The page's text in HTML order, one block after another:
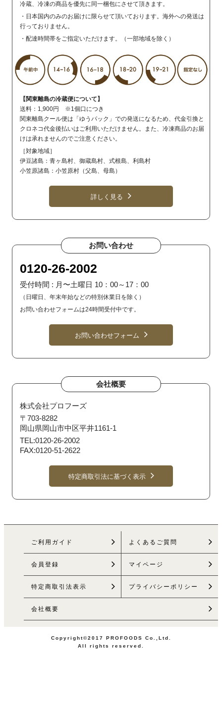
冷蔵、冷凍の商品を優先に同一梱包にさせて頂きます。
・日本国内のみのお届けに限らせて頂いております。海外への発送は
行っておりません。
・配達時間帯をご指定いただけます。（一部地域を除く）
【関東離島の冷蔵便について】
送料：1,900円 ※1個口につき
関東離島クール便は「ゆうパック」での発送になるため、代金引換と
クロネコ代金後払いはご利用いただけません。また、冷凍商品のお届
けは承れませんのでご注意ください。
［対象地域］
伊豆諸島：青ヶ島村、御蔵島村、式根島、利島村
小笠原諸島：小笠原村（父島、母島）
詳しく見る
お問い合わせ
0120-26-2002
受付時間 : 月〜土曜日 10：00～17：00
（日曜日、年末年始などの特別休業日を除く）
お問い合わせフォームは24時間受付中です。
お問い合わせフォーム
会社概要
株式会社プロフーズ
〒703-8282
岡山県岡山市中区平井1161-1
TEL:0120-26-2002
FAX:0120-51-2622
特定商取引法に基づく表示
ご利用ガイド よくあるご質問
会員登録 マイページ
特定商取引法表示 プライバシーポリシー
会社概要
Copyright©2017 PROFOODS Co.,Ltd.
All rights reserved.